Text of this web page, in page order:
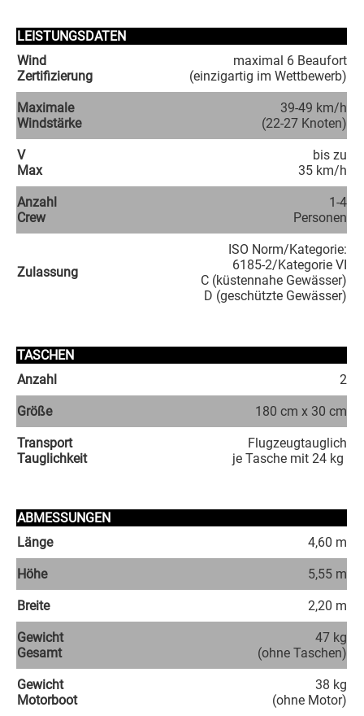
LEISTUNGSDATEN
Wind
Zertifizierung
maximal 6 Beaufort
(einzigartig im Wettbewerb)
Maximale
Windstärke
39-49 km/h
(22-27 Knoten)
V
Max
bis zu
35 km/h
Anzahl
Crew
1-4
Personen
Zulassung
ISO Norm/Kategorie:
6185-2/Kategorie VI
C (küstennahe Gewässer)
D (geschützte Gewässer)
TASCHEN
Anzahl
2
Größe 180 cm x 30 cm
Transport
Tauglichkeit
Flugzeugtauglich
je Tasche mit 24 kg
ABMESSUNGEN
Länge
4,60 m
Höhe 5,55 m
Breite 2,20 m
Gewicht
Gesamt
47 kg
(ohne Taschen)
Gewicht
Motorboot
38 kg
(ohne Motor)